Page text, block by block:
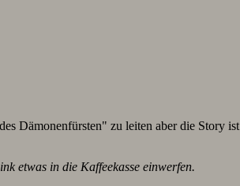
Dämonenfürsten" zu leiten aber die Story ist
etwas in die Kaffeekasse einwerfen.